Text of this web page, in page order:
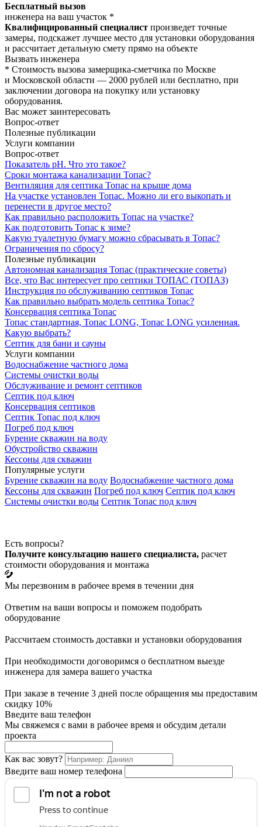
Бесплатный вызов
инженера на ваш участок *
Квалифицированный специалист произведет точные
замеры, подскажет лучшее место для установки оборудования
и рассчитает детальную смету прямо на объекте
Вызвать инженера
* Стоимость вызова замерщика-сметчика по Москве
и Московской области — 2000 рублей или бесплатно, при
заключении договора на покупку или установку
оборудования.
Вас может заинтересовать
Вопрос-ответ
Полезные публикации
Услуги компании
Вопрос-ответ
Показатель рН. Что это такое?
Сроки монтажа канализации Топас?
Вентиляция для септика Топас на крыше дома
На участке установлен Топас. Можно ли его выкопать и
перенести в другое место?
Как правильно расположить Топас на участке?
Как подготовить Топас к зиме?
Какую туалетную бумагу можно сбрасывать в Топас?
Ограничения по сбросу?
Полезные публикации
Автономная канализация Топас (практические советы)
Все, что Вас интересует про септики ТОПАС (ТОПАЗ)
Инструкция по обслуживанию септиков Топас
Как правильно выбрать модель септика Топас?
Консервация септика Топас
Топас стандартная, Топас LONG, Топас LONG усиленная.
Какую выбрать?
Септик для бани и сауны
Услуги компании
Водоснабжение частного дома
Системы очистки воды
Обслуживание и ремонт септиков
Септик под ключ
Консервация септиков
Септик Топас под ключ
Погреб под ключ
Бурение скважин на воду
Обустройство скважин
Кессоны для скважин
Популярные услуги
Бурение скважин на воду Водоснабжение частного дома
Кессоны для скважин Погреб под ключ Септик под ключ
Системы очистки воды Септик Топас под ключ
Есть вопросы?
Получите консультацию нашего специалиста, расчет
стоимости оборудования и монтажа
Мы перезвоним в рабочее время в течении дня
Ответим на ваши вопросы и поможем подобрать
оборудование
Рассчитаем стоимость доставки и установки оборудования
При необходимости договоримся о бесплатном выезде
инженера для замера вашего участка
При заказе в течение 3 дней после обращения мы предоставим
скидку 10%
Введите ваш телефон
Мы свяжемся с вами в рабочее время и обсудим детали
проекта
Как вас зовут?
Введите ваш номер телефона